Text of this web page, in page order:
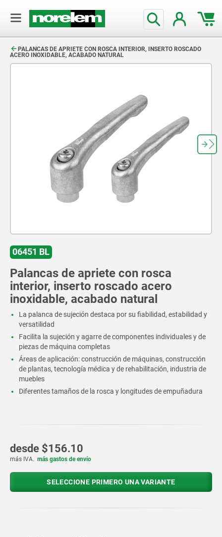
PALANCAS DE APRIETE CON ROSCA INTERIOR, INSERTO ROSCADO
ACERO INOXIDABLE, ACABADO NATURAL
06451 BL
Palancas de apriete con rosca
interior, inserto roscado acero
inoxidable, acabado natural
La palanca de sujeción destaca por su fiabilidad, estabilidad y
versatilidad
Facilita la sujeción y agarre de componentes individuales y de
piezas de máquina completas
Áreas de aplicación: construcción de máquinas, construcción
de plantas, tecnología médica y de rehabilitación, industria de
muebles
Diferentes tamaños de la rosca y longitudes de empuñadura
desde $156.10
más IVA. más gastos de envío
SELECCIONE PRIMERO UNA VARIANTE